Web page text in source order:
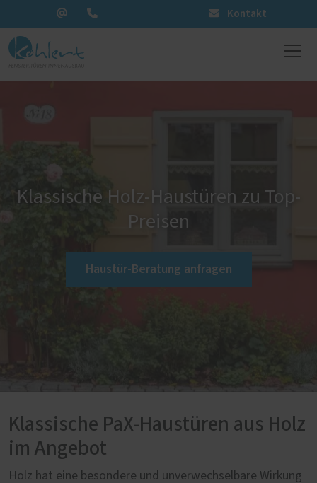
Kontakt
Klassische Holz-Haustüren zu Top-
Preisen
Haustür-Beratung anfragen
Klassische PaX-Haustüren aus Holz
im Angebot
Holz hat eine besondere und unverwechselbare Wirkung